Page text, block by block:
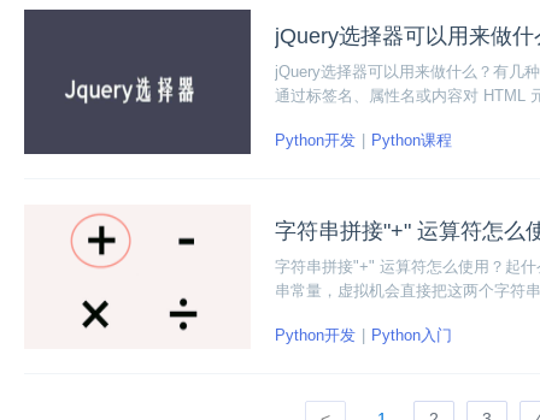
jQuery选择器可以用来做
jQuery选择器可以用来做什么？有几
通过标签名、属性名或内容对 HTML
Python开发
Python课程
字符串拼接"+" 运算符怎么
字符串拼接"+" 运算符怎么使用？起
串常量，虚拟机会直接把这两个字符
Python开发 Python入门